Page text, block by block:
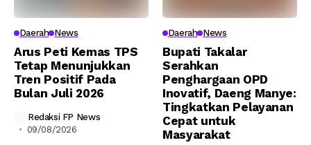
Daerah News
Arus Peti Kemas TPS
Tetap Menunjukkan
Tren Positif Pada
Bulan Juli 2026
Redaksi FP News
09/08/2026
Daerah News
Bupati Takalar
Serahkan
Penghargaan OPD
Inovatif, Daeng Manye:
Tingkatkan Pelayanan
Cepat untuk
Masyarakat